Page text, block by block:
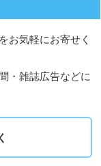
お気軽にお寄せく
・雑誌広告などに